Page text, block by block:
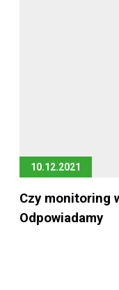
10.12.2021
Czy monitoring
Odpowiadamy